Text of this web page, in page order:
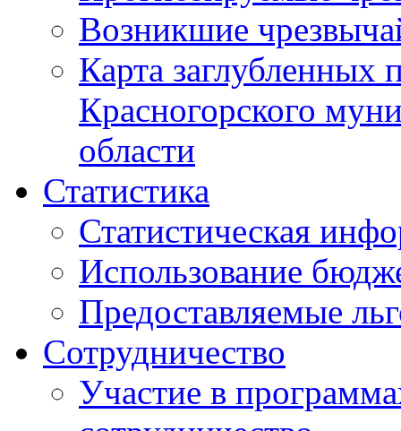
Возникшие
Карта
Красногорского
области
Статистика
Статистическая
Использование
Предоставляемые
Сотрудничество
Участие в